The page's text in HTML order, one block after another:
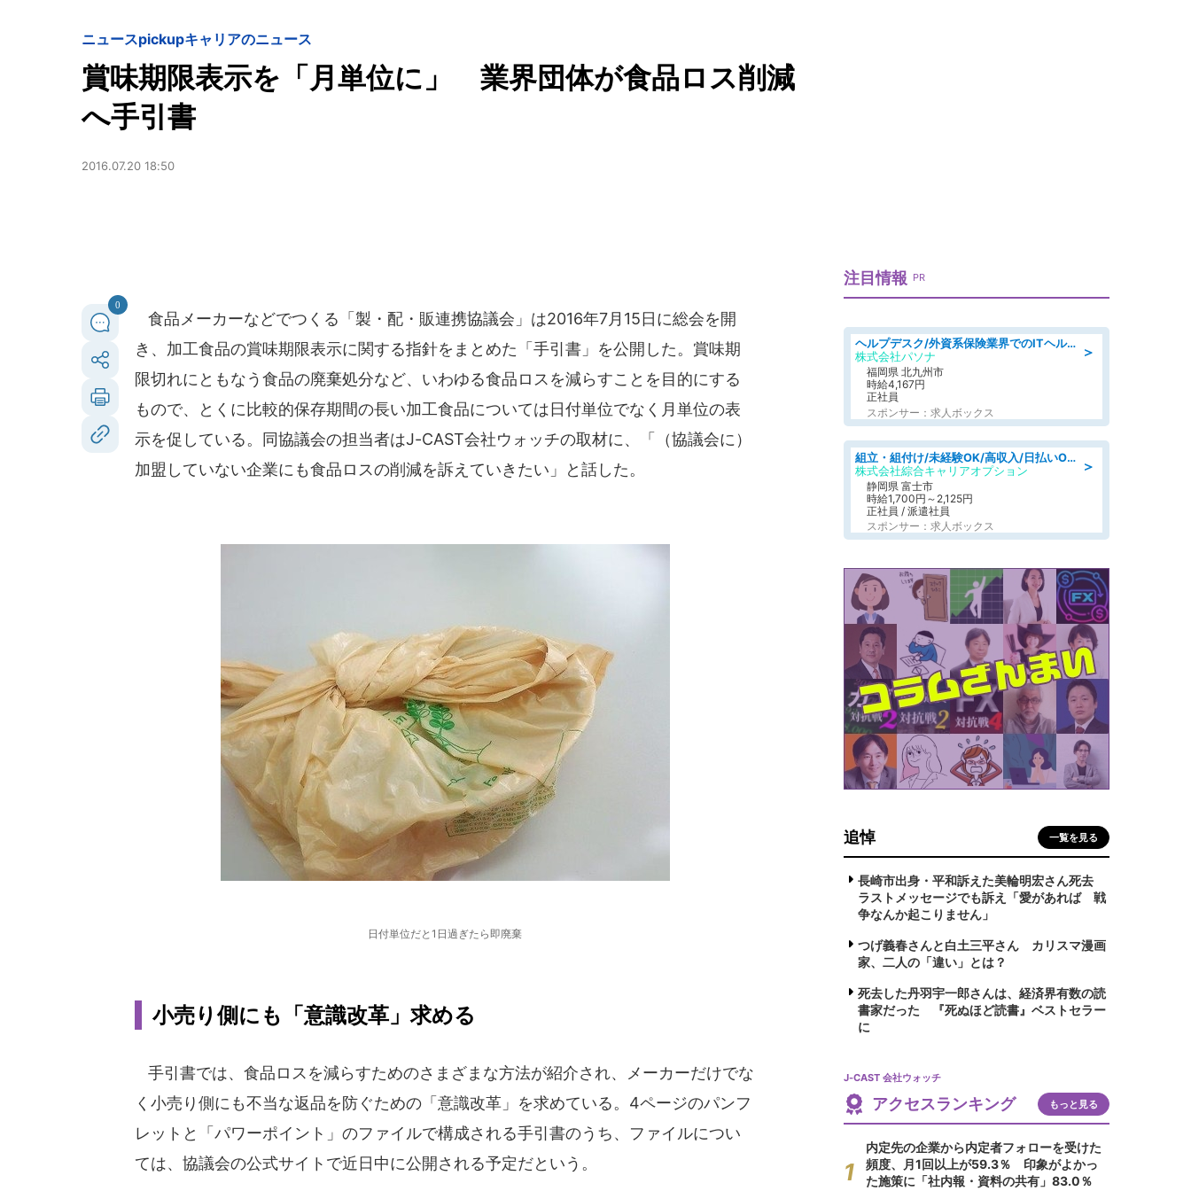
ニュースpickupキャリアのニュース
賞味期限表示を「月単位に」 業界団体が食品ロス削減
へ手引書
2016.07.20 18:50
0
食品メーカーなどでつくる「製・配・販連携協議会」は2016年7月15日に総会を開
き、加工食品の賞味期限表示に関する指針をまとめた「手引書」を公開した。賞味期
限切れにともなう食品の廃棄処分など、いわゆる食品ロスを減らすことを目的にする
もので、とくに比較的保存期間の長い加工食品については日付単位でなく月単位の表
示を促している。同協議会の担当者はJ-CAST会社ウォッチの取材に、「（協議会に）
加盟していない企業にも食品ロスの削減を訴えていきたい」と話した。
日付単位だと1日過ぎたら即廃棄
小売り側にも「意識改革」求める
手引書では、食品ロスを減らすためのさまざまな方法が紹介され、メーカーだけでな
く小売り側にも不当な返品を防ぐための「意識改革」を求めている。4ページのパンフ
レットと「パワーポイント」のファイルで構成される手引書のうち、ファイルについ
ては、協議会の公式サイトで近日中に公開される予定だという。
注目情報 PR
＞
ヘルプデスク/外資系保険業界でのITヘルプデスク業務/駅近/即日勤務可/ヘルプデスク
株式会社パソナ
福岡県 北九州市
時給4,167円
正社員
スポンサー：求人ボックス
＞
組立・組付け/未経験OK/高収入/日払いOK/寮費無料/交替制
株式会社綜合キャリアオプション
静岡県 富士市
時給1,700円～2,125円
正社員 / 派遣社員
スポンサー：求人ボックス
追悼 一覧を見る
長崎市出身・平和訴えた美輪明宏さん死去
ラストメッセージでも訴え「愛があれば 戦
争なんか起こりません」
つげ義春さんと白土三平さん カリスマ漫画
家、二人の「違い」とは？
死去した丹羽宇一郎さんは、経済界有数の読
書家だった 『死ぬほど読書』ベストセラー
に
J-CAST 会社ウォッチ
アクセスランキング もっと見る
内定先の企業から内定者フォローを受けた
頻度、月1回以上が59.3％ 印象がよかっ
た施策に「社内報・資料の共有」83.0％